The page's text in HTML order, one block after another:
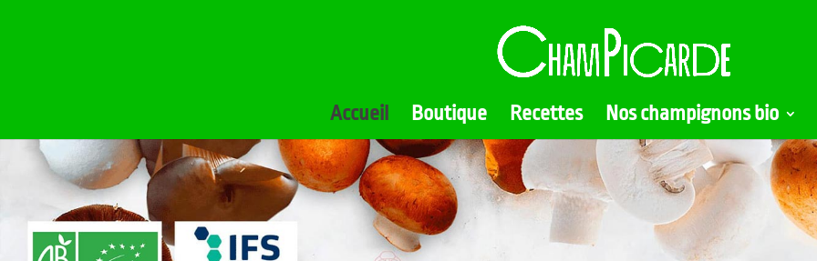
Accueil Boutique Recettes Nos champignons bio